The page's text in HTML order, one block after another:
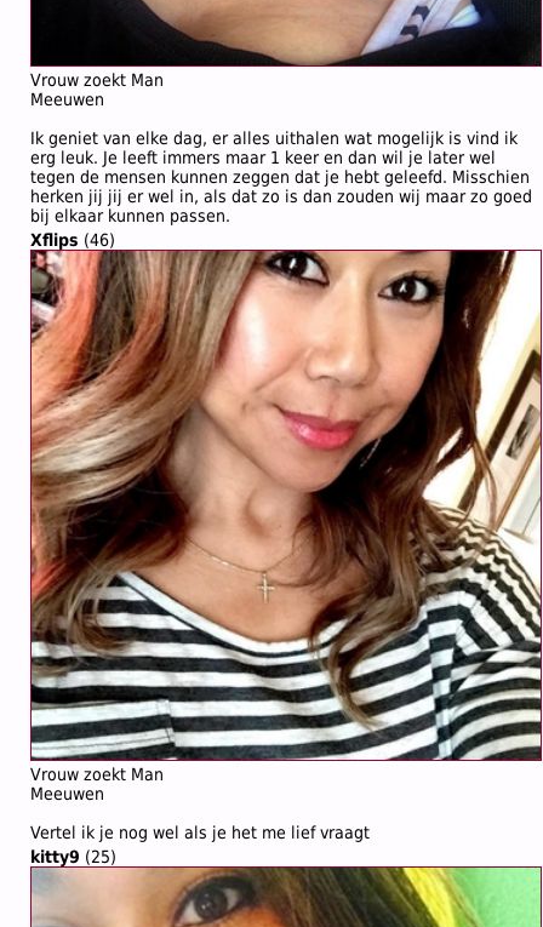
Vrouw zoekt Man
Meeuwen
Ik geniet van elke dag, er alles uithalen wat mogelijk is vind ik
erg leuk. Je leeft immers maar 1 keer en dan wil je later wel
tegen de mensen kunnen zeggen dat je hebt geleefd. Misschien
herken jij jij er wel in, als dat zo is dan zouden wij maar zo goed
bij elkaar kunnen passen.
Xflips (46)
Vrouw zoekt Man
Meeuwen
Vertel ik je nog wel als je het me lief vraagt
kitty9 (25)